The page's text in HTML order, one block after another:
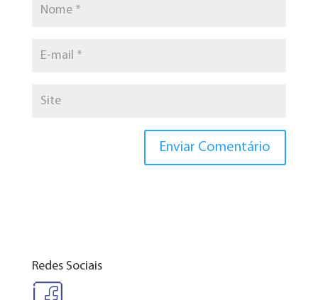
Redes Sociais